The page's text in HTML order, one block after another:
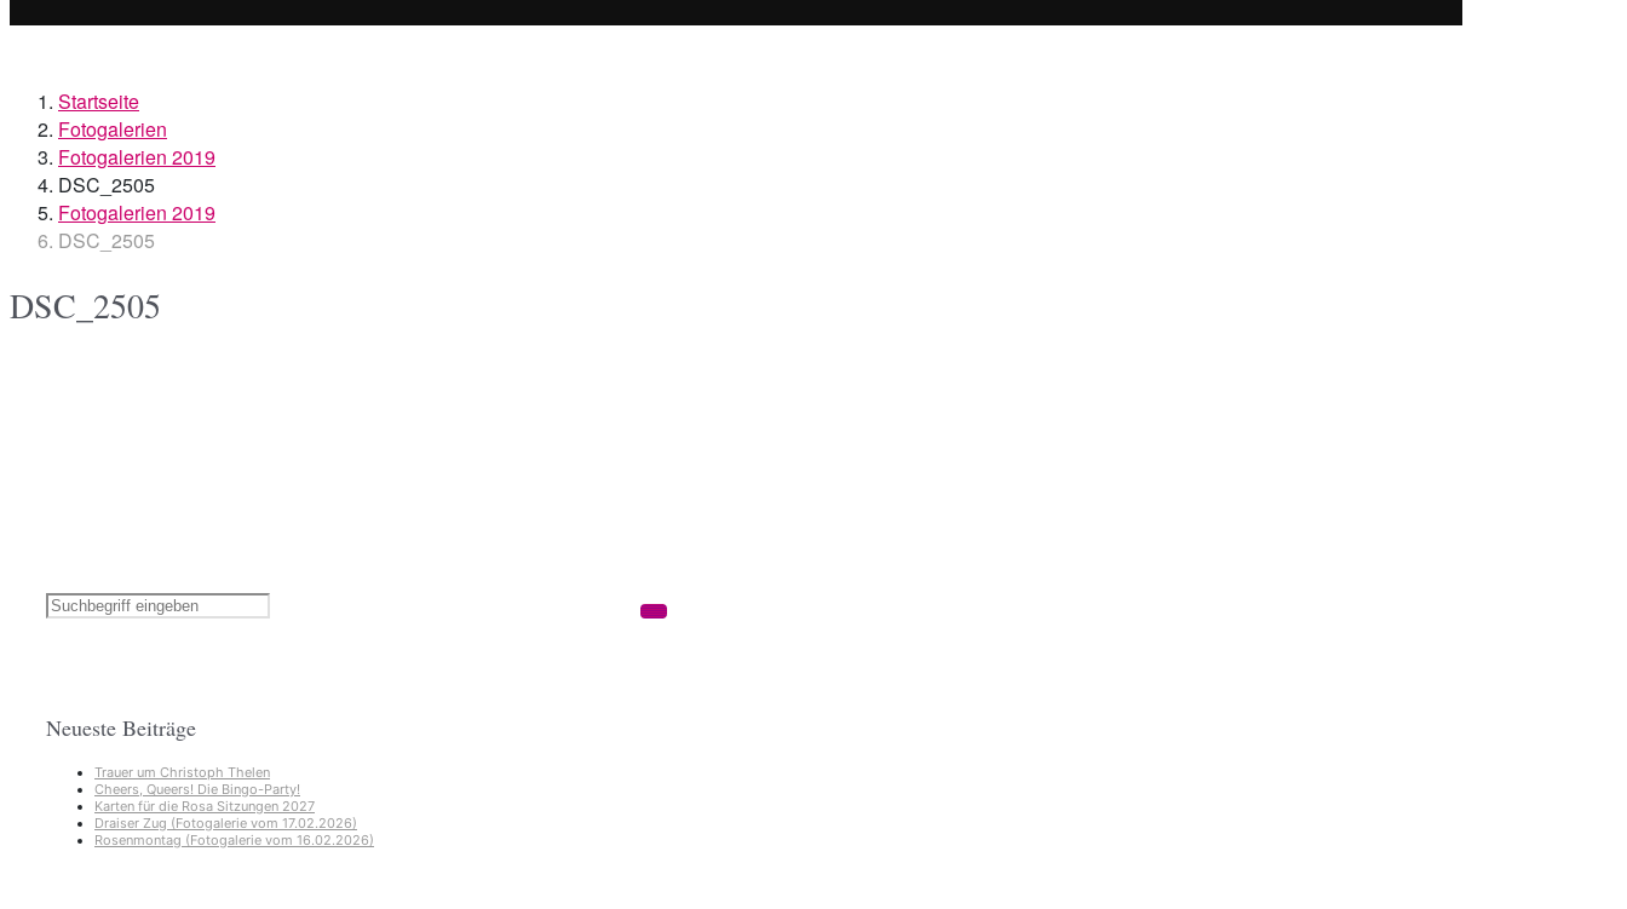
Startseite
Fotogalerien
Fotogalerien 2019
DSC_2505
Fotogalerien 2019
DSC_2505
DSC_2505
Neueste Beiträge
Trauer um Christoph Thelen
Cheers, Queers! Die Bingo-Party!
Karten für die Rosa Sitzungen 2027
Draiser Zug (Fotogalerie vom 17.02.2026)
Rosenmontag (Fotogalerie vom 16.02.2026)